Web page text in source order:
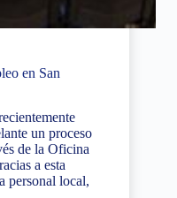
en San
un proceso
de la Oficina
a esta
personal local,